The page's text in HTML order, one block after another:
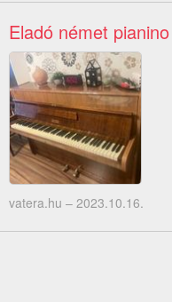
Eladó német pianino
vatera.hu – 2023.10.16.